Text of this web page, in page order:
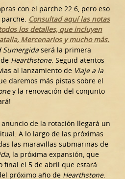
con el parche 22.6, pero eso
Consultad aquí las notas
los detalles, que incluyen
Mercenarios y mucho más.
Sumergida será la primera
Hearthstone. Seguid atentos
al lanzamiento de Viaje a la
daremos más pistas sobre el
y la renovación del conjunto
de la rotación llegará un
A lo largo de las próximas
las maravillas submarinas de
, la próxima expansión, que
final el 5 de abril que estará
próximo año de Hearthstone.